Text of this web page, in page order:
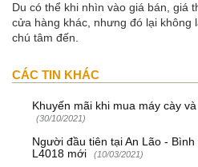
Du có thể khi nhìn vào giá bán, giá
cửa hàng khác, nhưng đó lại không
chú tâm đến.
CÁC TIN KHÁC
Khuyến mãi khi mua máy cày
(30/10/2021)
Người đầu tiên tại An Lão -
L4018 mới
(10/03/2021)